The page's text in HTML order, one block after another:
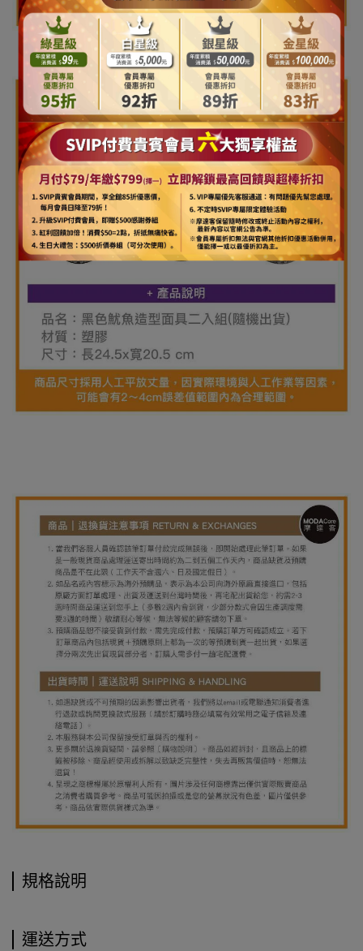
規格說明
運送方式